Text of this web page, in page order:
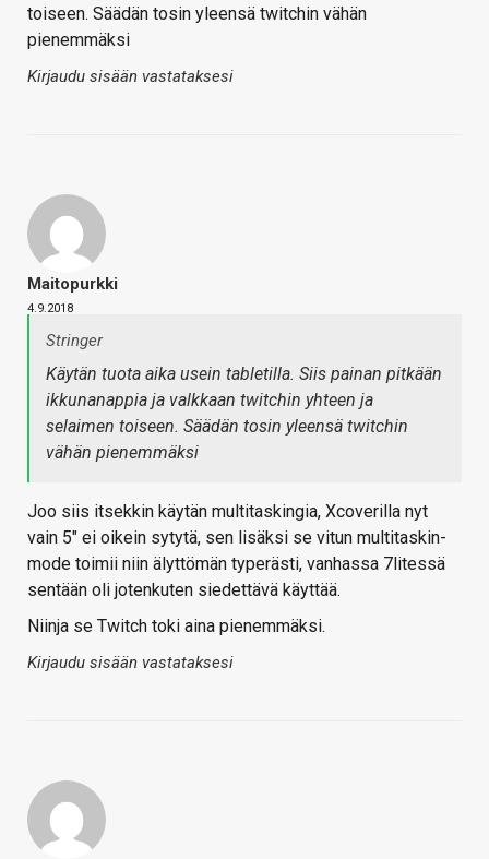
toiseen. Säädän tosin yleensä twitchin vähän
pienemmäksi
Kirjaudu sisään vastataksesi
Maitopurkki
4.9.2018
Stringer
Käytän tuota aika usein tabletilla. Siis painan pitkään
ikkunanappia ja valkkaan twitchin yhteen ja
selaimen toiseen. Säädän tosin yleensä twitchin
vähän pienemmäksi
Joo siis itsekkin käytän multitaskingia, Xcoverilla nyt
vain 5" ei oikein sytytä, sen lisäksi se vitun multitaskin-
mode toimii niin älyttömän typerästi, vanhassa 7litessä
sentään oli jotenkuten siedettävä käyttää.
Niinja se Twitch toki aina pienemmäksi.
Kirjaudu sisään vastataksesi